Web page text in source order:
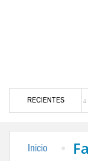
RECIENTES
Alerta en Bailadores:
Inicio